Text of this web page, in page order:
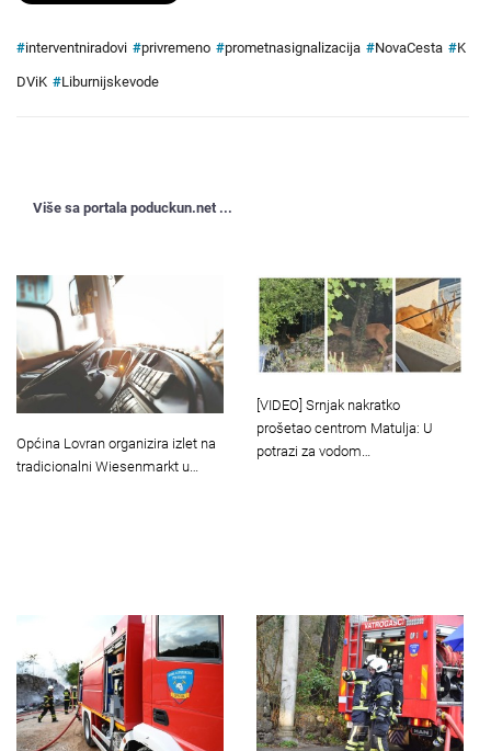
#interventniradovi #privremeno #prometnasignalizacija #NovaCesta #K
DViK #Liburnijskevode
Više sa portala poduckun.net ...
Općina Lovran organizira izlet na
tradicionalni Wiesenmarkt u…
[VIDEO] Srnjak nakratko
prošetao centrom Matulja: U
potrazi za vodom…